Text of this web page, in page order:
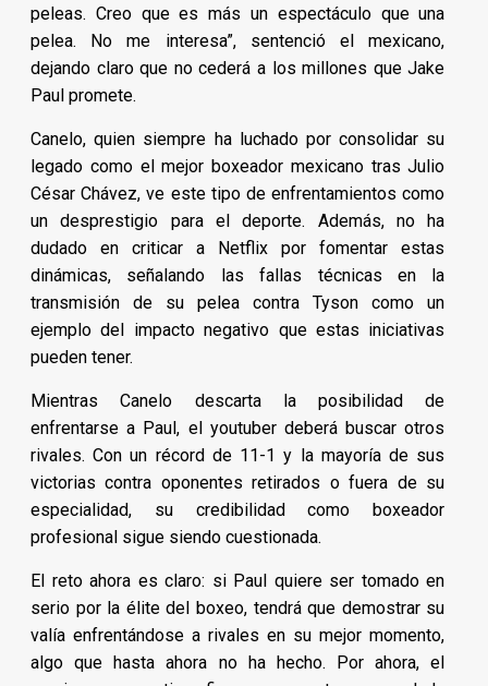
peleas. Creo que es más un espectáculo que una
pelea. No me interesa”, sentenció el mexicano,
dejando claro que no cederá a los millones que Jake
Paul promete.
Canelo, quien siempre ha luchado por consolidar su
legado como el mejor boxeador mexicano tras Julio
César Chávez, ve este tipo de enfrentamientos como
un desprestigio para el deporte. Además, no ha
dudado en criticar a Netflix por fomentar estas
dinámicas, señalando las fallas técnicas en la
transmisión de su pelea contra Tyson como un
ejemplo del impacto negativo que estas iniciativas
pueden tener.
Mientras Canelo descarta la posibilidad de
enfrentarse a Paul, el youtuber deberá buscar otros
rivales. Con un récord de 11-1 y la mayoría de sus
victorias contra oponentes retirados o fuera de su
especialidad, su credibilidad como boxeador
profesional sigue siendo cuestionada.
El reto ahora es claro: si Paul quiere ser tomado en
serio por la élite del boxeo, tendrá que demostrar su
valía enfrentándose a rivales en su mejor momento,
algo que hasta ahora no ha hecho. Por ahora, el